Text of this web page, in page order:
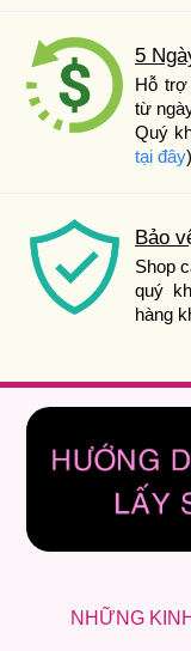
5
Hỗ
từ
Quý
tại đây
Bảo
Shop
quý
hàng
NHỮNG